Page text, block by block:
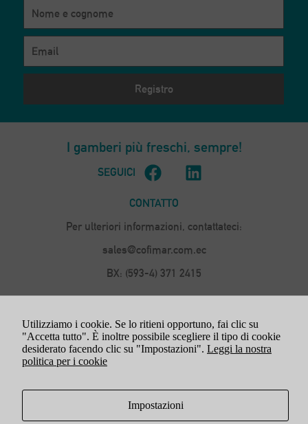
I gamberi più freschi, sempre!
SEGUICI
CONTATTO
Per ulteriori informazioni, contattateci:
sales@cofimar.com.ec
BX: (593-4) 371 2415
POSIZIONE
Km 10,5 Via Daule, Parco Industriale Inmaconsa, Via
CIRCA
Utilizziamo i cookie. Se lo ritieni opportuno, fai clic su
"Accetta tutto". È inoltre possibile scegliere il tipo di cookie
desiderato facendo clic su "Impostazioni". Leggi la nostra
politica per i cookie
Impostazioni
Questi cookie
per il corretto
del sito web.
Per
di
la
funzionalità
e la
base
all'utilizzo
del sito
Esperienza